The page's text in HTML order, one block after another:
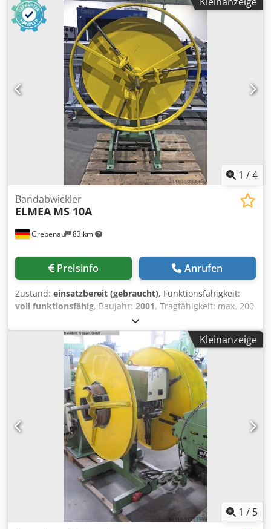
1500x1500x1900 m Hydraulische Speizung
Schlaufensteuerung 6x Begrenzungsarme
Schutzeinrichtung Maschinennummer: 35223
1 /4
Grebenau 83 km
Bandabwickler
ELMEA MS 10A
Preisinfo Anrufen
Zustand: einsatzbereit (gebraucht), Funktionsfähigkeit:
voll funktionsfähig, Baujahr: 2001, Tragfähigkeit: max. 200
Kg. Dcodpjzlrvfefx Anzsk Coil-Außendurchmesser: max.
1.000 mm Coil-Innendurhcmesser: 210 - 500 mm
Bandbreite: max. 200 mm Drehzahl: 23 U/min.Kleinanzeige
1 / 5